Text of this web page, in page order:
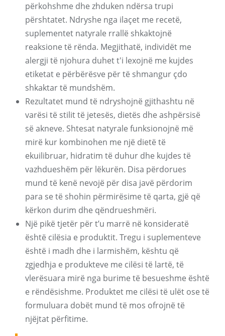
përkohshme dhe zhduken ndërsa trupi
përshtatet. Ndryshe nga ilaçet me recetë,
suplementet natyrale rrallë shkaktojnë
reaksione të rënda. Megjithatë, individët me
alergji të njohura duhet t'i lexojnë me kujdes
etiketat e përbërësve për të shmangur çdo
shkaktar të mundshëm.
Rezultatet mund të ndryshojnë gjithashtu në
varësi të stilit të jetesës, dietës dhe ashpërsisë
së akneve. Shtesat natyrale funksionojnë më
mirë kur kombinohen me një dietë të
ekuilibruar, hidratim të duhur dhe kujdes të
vazhdueshëm për lëkurën. Disa përdorues
mund të kenë nevojë për disa javë përdorim
para se të shohin përmirësime të qarta, gjë që
kërkon durim dhe qëndrueshmëri.
Një pikë tjetër për t’u marrë në konsideratë
është cilësia e produktit. Tregu i suplementeve
është i madh dhe i larmishëm, kështu që
zgjedhja e produkteve me cilësi të lartë, të
vlerësuara mirë nga burime të besueshme është
e rëndësishme. Produktet me cilësi të ulët ose të
formuluara dobët mund të mos ofrojnë të
njëjtat përfitime.